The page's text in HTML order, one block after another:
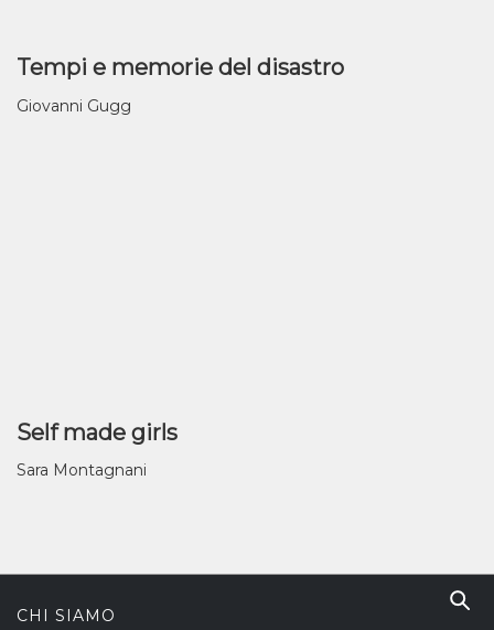
Tempi e memorie del disastro
Giovanni Gugg
Self made girls
Sara Montagnani
CHI SIAMO